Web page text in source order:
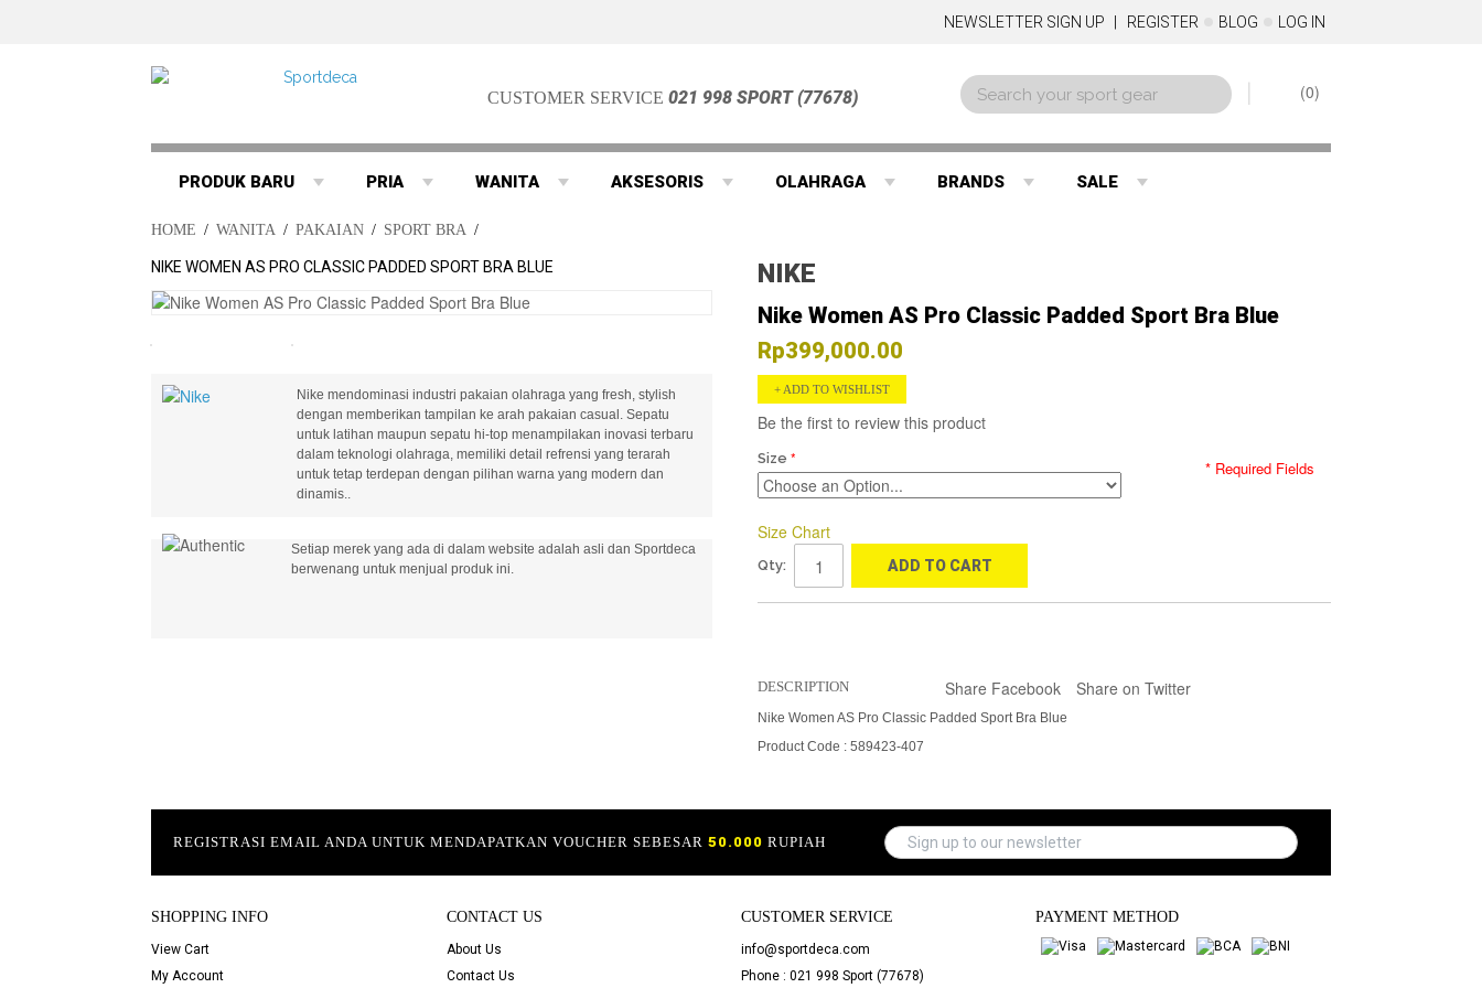
NEWSLETTER SIGN UP REGISTER BLOG LOG IN
CUSTOMER SERVICE021 998 SPORT (77678) 0
PRODUK BARU PRIA WANITA AKSESORIS OLAHRAGA BRANDS SALE
HOME / WANITA / PAKAIAN / SPORT BRA /
NIKE WOMEN AS PRO CLASSIC PADDED SPORT BRA BLUE
Nike mendominasi industri pakaian olahraga yang fresh, stylish
dengan memberikan tampilan ke arah pakaian casual. Sepatu
untuk latihan maupun sepatu hi-top menampilakan inovasi terbaru
dalam teknologi olahraga, memiliki detail refrensi yang terarah
untuk tetap terdepan dengan pilihan warna yang modern dan
dinamis..
Setiap merek yang ada di dalam website adalah asli dan Sportdeca
berwenang untuk menjual produk ini.
NIKE
Nike Women AS Pro Classic Padded Sport Bra Blue
Rp399,000.00
ADD TO WISHLIST
Be the first to review this product
Size * Required Fields
Size Chart
Qty: ADD TO CART
Share Facebook Share on Twitter
DESCRIPTION
Nike Women AS Pro Classic Padded Sport Bra Blue
Product Code : 589423-407
REGISTRASI EMAIL ANDA UNTUK MENDAPATKAN VOUCHER SEBESAR50.000 RUPIAH
SHOPPING INFO
View Cart
My Account
CONTACT US
About Us
Contact Us
CUSTOMER SERVICE
info@sportdeca.com
Phone : 021 998 Sport (77678)
PAYMENT METHOD